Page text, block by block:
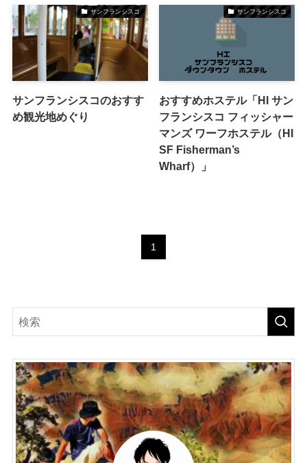
サンフランシスコ
サンフランシスコのおすす
め観光地めぐり
サンフランシスコ
おすすめホステル「HI サン
フランシスコ フィッシャー
マンズ ワーフホステル（HI
SF Fisherman’s
Wharf）」
1